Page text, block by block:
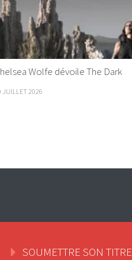
Wolfe dévoile The Dark
JUILLET 2026
SOUMETTRE SON TITRE